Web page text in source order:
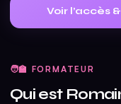
Voir l’accès
🧑‍🏫 FORMATEUR
Qui est